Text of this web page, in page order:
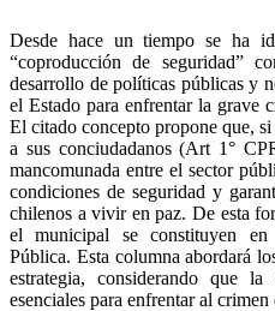
Desde hace un tiempo se ha
“coproducción de seguridad”
desarrollo de políticas públicas y
el Estado para enfrentar la grave
El citado concepto propone que,
a sus conciudadanos (Art 1°
mancomunada entre el sector
condiciones de seguridad y
chilenos a vivir en paz. De esta
el municipal se constituyen en
Pública. Esta columna abordará
estrategia, considerando que
esenciales para enfrentar al